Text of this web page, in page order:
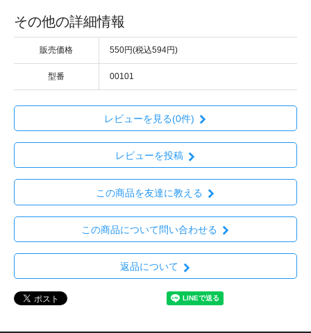
その他の詳細情報
販売価格 550円(税込594円)
型番 00101
レビューを見る(0件)
レビューを投稿
この商品を友達に教える
この商品について問い合わせる
返品について